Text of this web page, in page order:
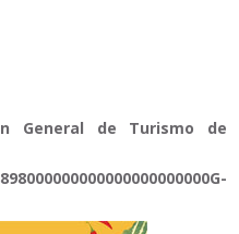
General de Turismo de